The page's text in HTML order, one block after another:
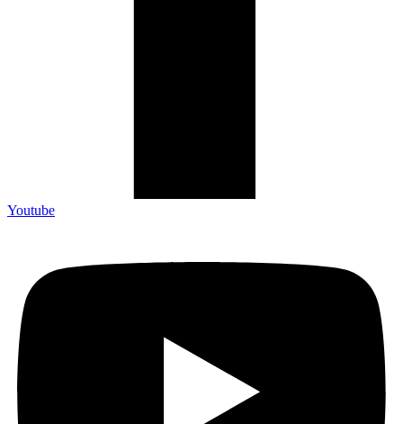
Youtube